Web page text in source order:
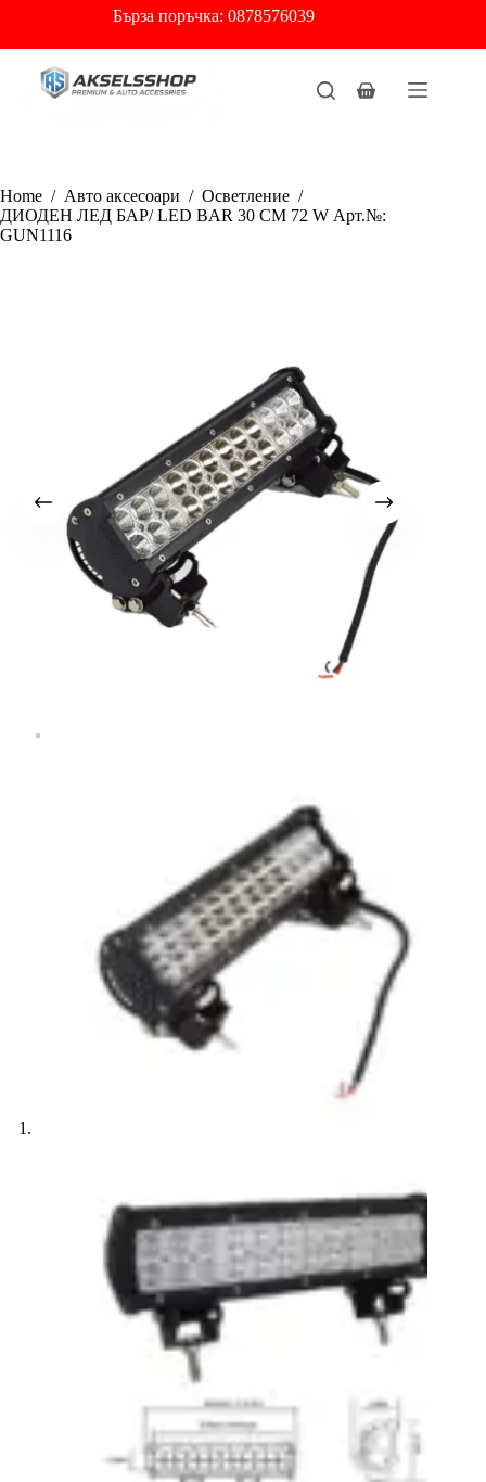
content
Бърза поръчка: 0878576039
Shopping
Home / Авто аксесоари / Осветление /
ДИОДЕН ЛЕД БАР/ LED BAR 30 СМ 72 W Арт.№:
GUN1116